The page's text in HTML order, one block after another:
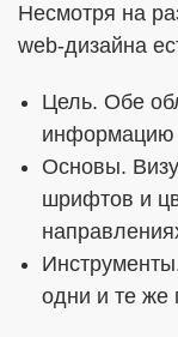
Несмотря на
web-дизайна
Цель. Обе
информацию
Основы.
шрифтов и
одни и те же